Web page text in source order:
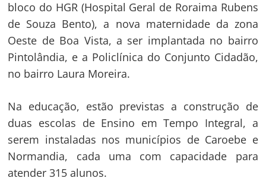
bloco do HGR (Hospital Geral de Roraima Rubens
de Souza Bento), a nova maternidade da zona
Oeste de Boa Vista, a ser implantada no bairro
Pintolândia, e a Policlínica do Conjunto Cidadão,
no bairro Laura Moreira.
Na educação, estão previstas a construção de
duas escolas de Ensino em Tempo Integral, a
serem instaladas nos municípios de Caroebe e
Normandia, cada uma com capacidade para
atender 315 alunos.